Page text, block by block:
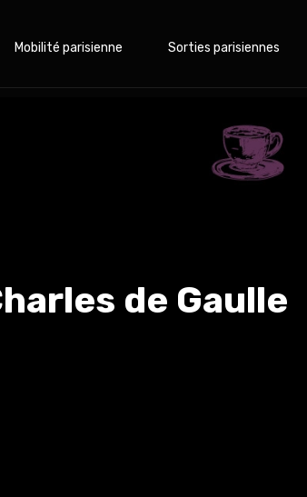
Mobilité parisienne Sorties parisiennes
de Gaulle